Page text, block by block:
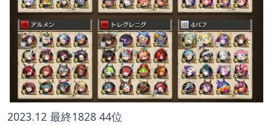
2023.12 最終1828 44位